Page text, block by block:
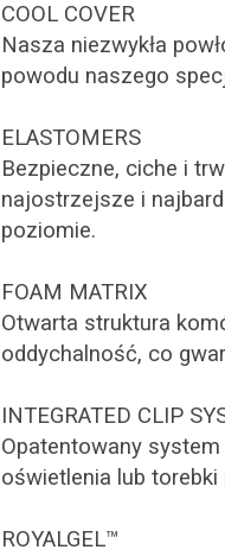
COOL COVER
Nasza niezwykła
powodu naszego
ELASTOMERS
Bezpieczne, ciche i
najostrzejsze i
poziomie.
FOAM MATRIX
Otwarta struktura
oddychalność, co
INTEGRATED CLIP
Opatentowany
oświetlenia lub torebki
ROYALGEL™